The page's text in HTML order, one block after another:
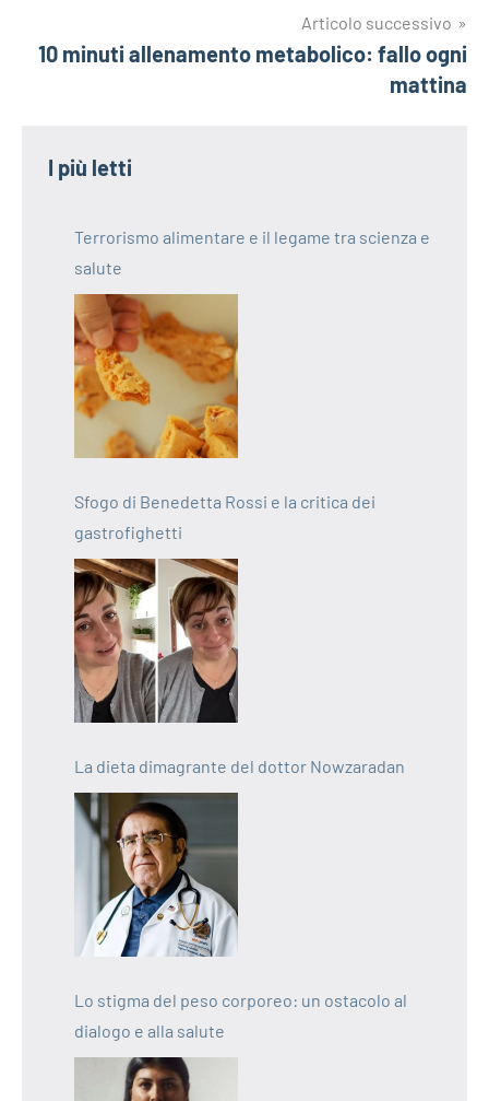
Articolo successivo
10 minuti allenamento metabolico: fallo ogni
mattina
I più letti
Terrorismo alimentare e il legame tra scienza e
salute
Sfogo di Benedetta Rossi e la critica dei
gastrofighetti
La dieta dimagrante del dottor Nowzaradan
Lo stigma del peso corporeo: un ostacolo al
dialogo e alla salute